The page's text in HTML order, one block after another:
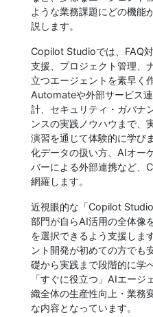
ような業務課題にどの機能
説します。
Copilot Studioでは、FAQ
支援、プロジェクト管理、
立つエージェントを素早く
Automateや外部サービス
計、セキュリティ・ガバナ
ンスの実践ノウハウまで、
演習を通じて体験的に学び
化データの扱い方、AIオー
バーによる外部連携など、
網羅します。
近視眼的な「Copilot
部門が自らAI活用の全体像
を選択できるよう支援しま
ント開発が初めての方でも
礎から実践まで段階的に学
「すぐに役立つ」AIエージ
織全体の生産性向上・業務
な内容となっています。